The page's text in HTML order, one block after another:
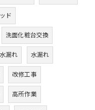
ド
洗面化粧台交換
漏れ 水漏れ
改修工事
高所作業